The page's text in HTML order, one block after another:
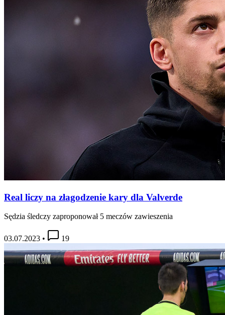
Real liczy na złagodzenie kary dla Valverde
Sędzia śledczy zaproponował 5 meczów zawieszenia
03.07.2023 • 19